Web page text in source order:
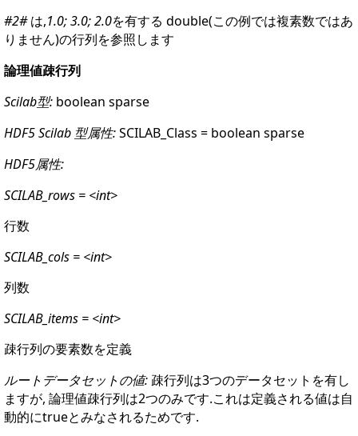
#2#は,1.0; 3.0; 2.0を有する double(この例では複素数ではあ
りません)の行列を参照します
論理値疎行列
Scilab型: boolean sparse
HDF5 Scilab 型属性:SCILAB_Class = boolean sparse
HDF5属性:
SCILAB_rows = <int>
行数
SCILAB_cols = <int>
列数
SCILAB_items = <int>
疎行列の要素数を定義
ルートデータセットの値: 疎行列は3つのデータセットを有し
ますが, 論理値疎行列は2つのみです.これは定義される値は自
動的にtrueとみなされるためです.